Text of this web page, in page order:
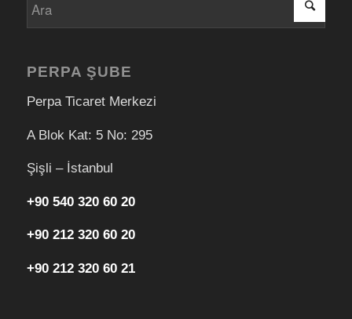
PERPA ŞUBE
Perpa Ticaret Merkezi
A Blok Kat: 5 No: 295
Şişli – İstanbul
+90 540 320 60 20
+90 212 320 60 20
+90 212 320 60 21